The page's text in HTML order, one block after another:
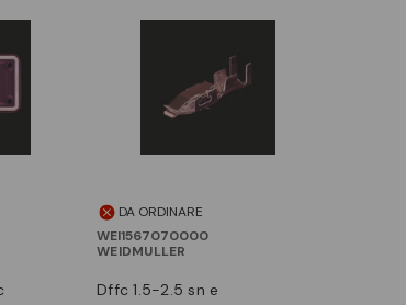
DA ORDINARE
WEI1567070000
WEIDMULLER
dffc 1.5-2.5 sn e